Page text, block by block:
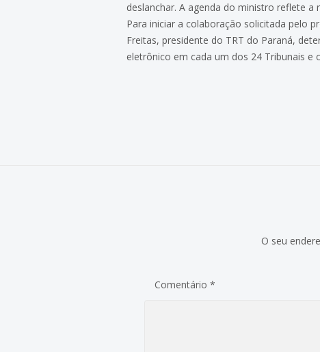
deslanchar. A agenda do ministro reflete
Para iniciar a colaboração solicitada pelo
Freitas, presidente do TRT do Paraná,
eletrônico em cada um dos 24 Tribunais e
O seu
Comentário*